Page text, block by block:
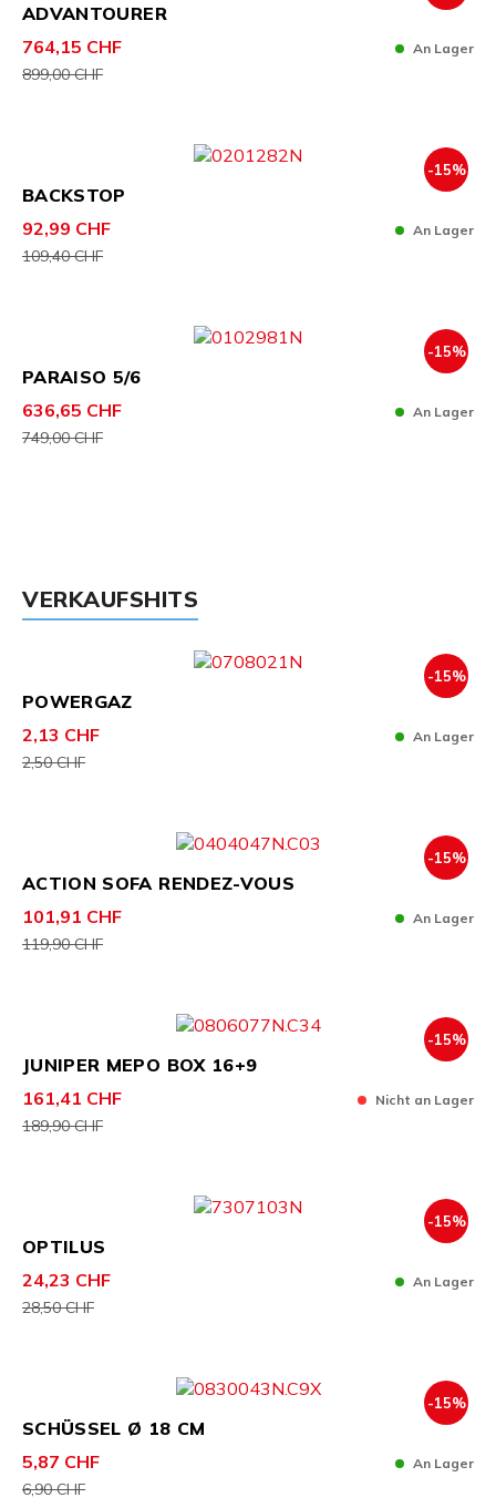
ADVANTOURER
764,15 CHF
899,00 CHF
An Lager
BACKSTOP
92,99 CHF
-15%
109,40 CHF
An Lager
PARAISO 5/6
636,65 CHF
-15%
749,00 CHF
An Lager
VERKAUFSHITS
POWERGAZ
2,13 CHF
-15%
2,50 CHF
An Lager
ACTION SOFA RENDEZ-VOUS
101,91 CHF
-15%
119,90 CHF
An Lager
JUNIPER MEPO BOX 16+9
161,41 CHF
-15%
189,90 CHF
Nicht an Lager
OPTILUS
24,23 CHF
-15%
28,50 CHF
An Lager
SCHÜSSEL Ø 18 CM
5,87 CHF
-15%
6,90 CHF
An Lager